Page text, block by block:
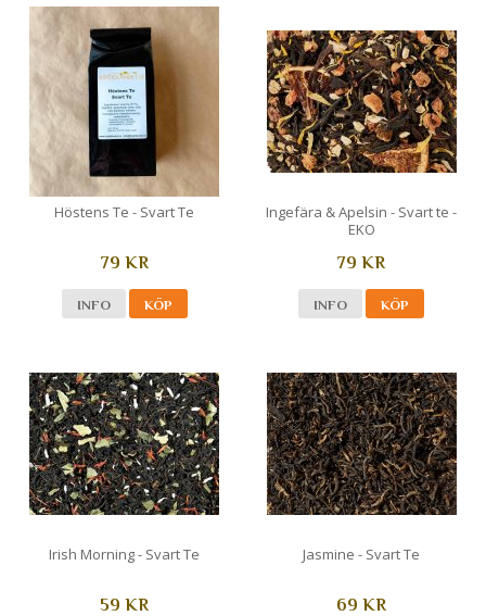
Höstens Te - Svart Te
79 KR
INFO KÖP
Ingefära & Apelsin - Svart te -
EKO
79 KR
INFO KÖP
Irish Morning - Svart Te
59 KR
Jasmine - Svart Te
69 KR